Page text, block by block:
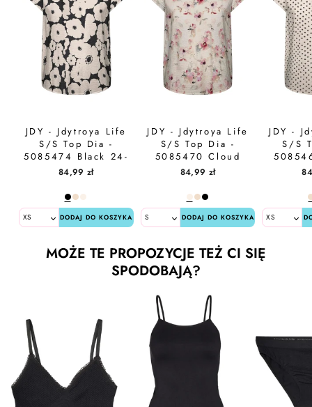
JDY - Jdytroya Life
S/S Top Dia -
5085474 Black 24-
03-26 W. Tapioca
84,99 zł
DODAJ DO KOSZYKA
JDY - Jdytroya Life
S/S Top Dia -
5085470 Cloud
Dancer 11-03-26
84,99 zł
DODAJ DO KOSZYKA
JDY -
S/S
Stone
MOŻE TE PROPOZYCJE TEŻ CI SIĘ
SPODOBAJĄ?